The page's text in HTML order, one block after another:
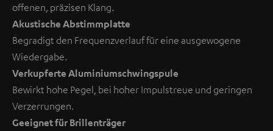
offenen, präzisen Klang.
Akustische Abstimmplatte
Begradigt den Frequenzverlauf für eine ausgewogene
Wiedergabe.
Verkupferte Aluminiumschwingspule
Bewirkt hohe Pegel, bei hoher Impulstreue und geringen
Verzerrungen.
Geeignet für Brillenträger